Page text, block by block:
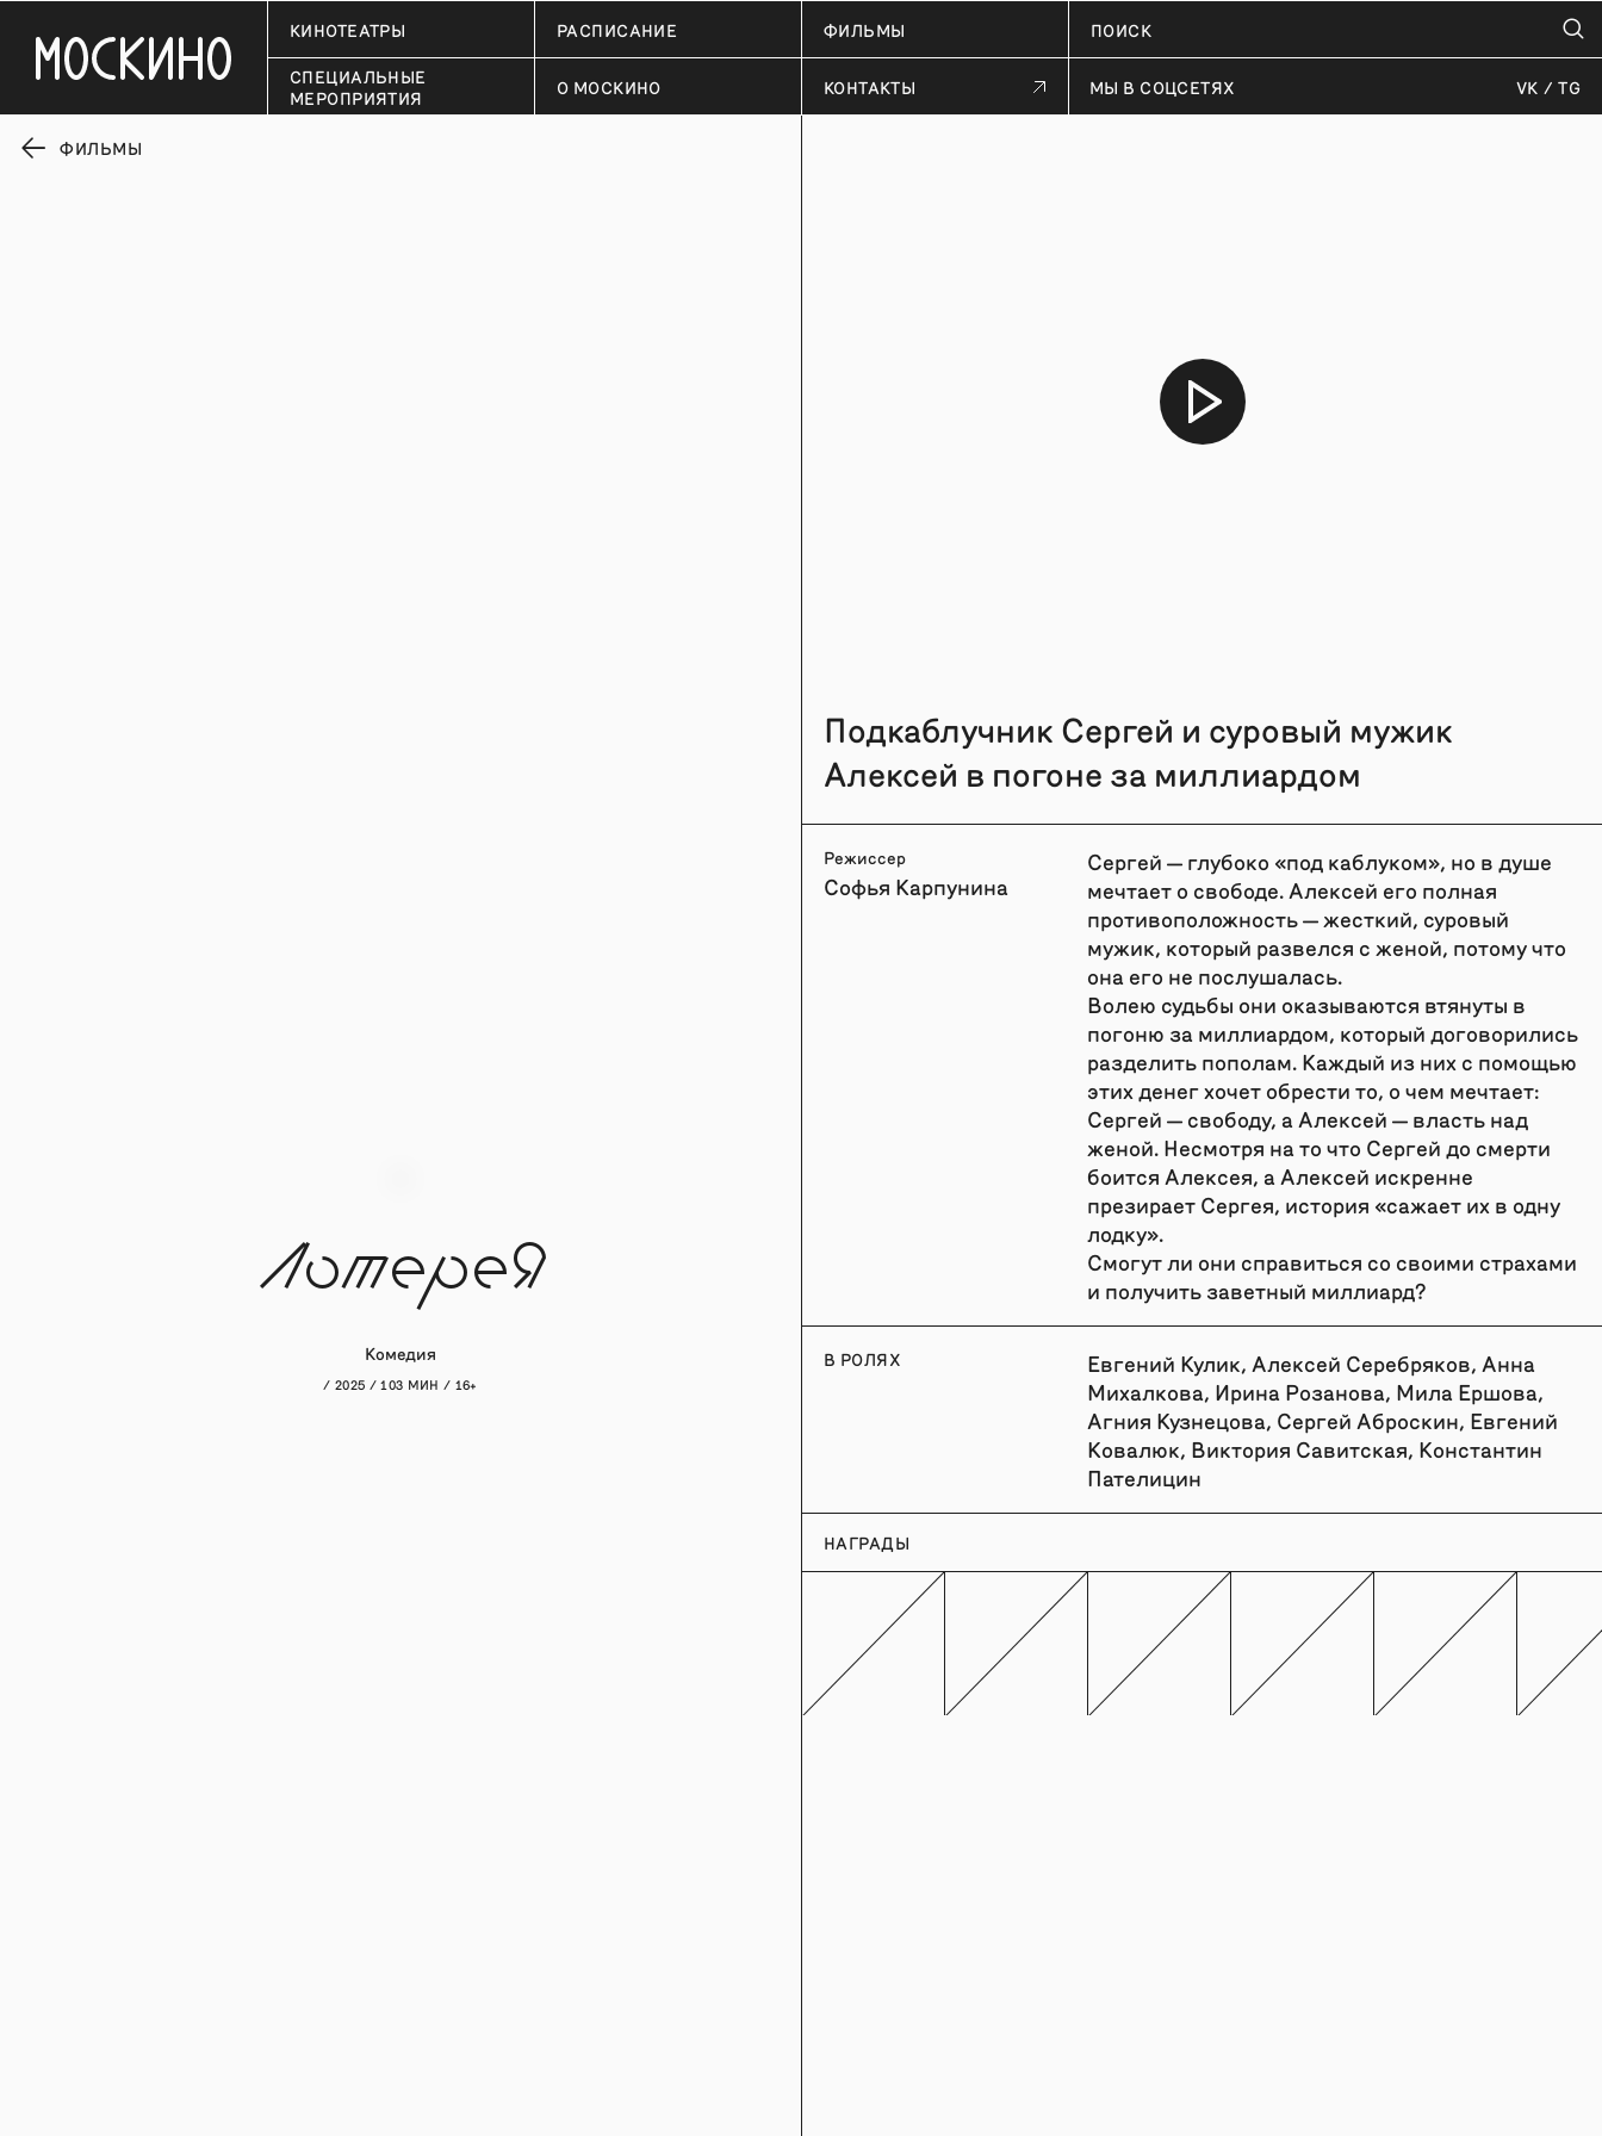
КИНОТЕАТРЫ РАСПИСАНИЕ ФИЛЬМЫ
СПЕЦИАЛЬНЫЕ
МЕРОПРИЯТИЯ
О МОСКИНО КОНТАКТЫ МЫ В СОЦСЕТЯХ VK TG
ФИЛЬМЫ
Лотерея
Комедия
/ 2025 / 103 МИН / 16+
Подкаблучник Сергей и суровый мужик
Алексей в погоне за миллиардом
Режиссер
Софья Карпунина
Сергей — глубоко «под каблуком», но в душе
мечтает о свободе. Алексей его полная
противоположность — жесткий, суровый
мужик, который развелся с женой, потому что
она его не послушалась.
Волею судьбы они оказываются втянуты в
погоню за миллиардом, который договорились
разделить пополам. Каждый из них с помощью
этих денег хочет обрести то, о чем мечтает:
Сергей — свободу, а Алексей — власть над
женой. Несмотря на то что Сергей до смерти
боится Алексея, а Алексей искренне
презирает Сергея, история «сажает их в одну
лодку».
Смогут ли они справиться со своими страхами
и получить заветный миллиард?
В РОЛЯХ
Евгений Кулик, Алексей Серебряков, Анна
Михалкова, Ирина Розанова, Мила Ершова,
Агния Кузнецова, Сергей Аброскин, Евгений
Ковалюк, Виктория Савитская, Константин
Пателицин
НАГРАДЫ